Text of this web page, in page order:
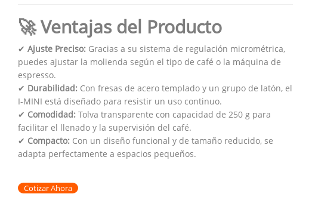
🚀 Ventajas del Producto
✔ Ajuste Preciso:Gracias a su sistema de regulación micrométrica,
puedes ajustar la molienda según el tipo de café o la máquina de
espresso.
✔ Durabilidad:Con fresas de acero templado y un grupo de latón, el
I-MINI está diseñado para resistir un uso continuo.
✔ Comodidad:Tolva transparente con capacidad de 250 g para
facilitar el llenado y la supervisión del café.
✔ Compacto:Con un diseño funcional y de tamaño reducido, se
adapta perfectamente a espacios pequeños.
Cotizar Ahora